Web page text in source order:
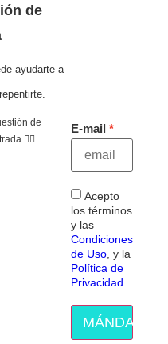
de
ayudarte a
de
👇🏻
E-mail
Acepto
los términos
y las
Condiciones
de Uso, y la
Política de
Privacidad
MÁNDAME